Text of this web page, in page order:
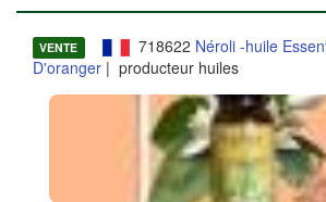
VENTE 718622 Néroli -huile
D'oranger | producteur huiles